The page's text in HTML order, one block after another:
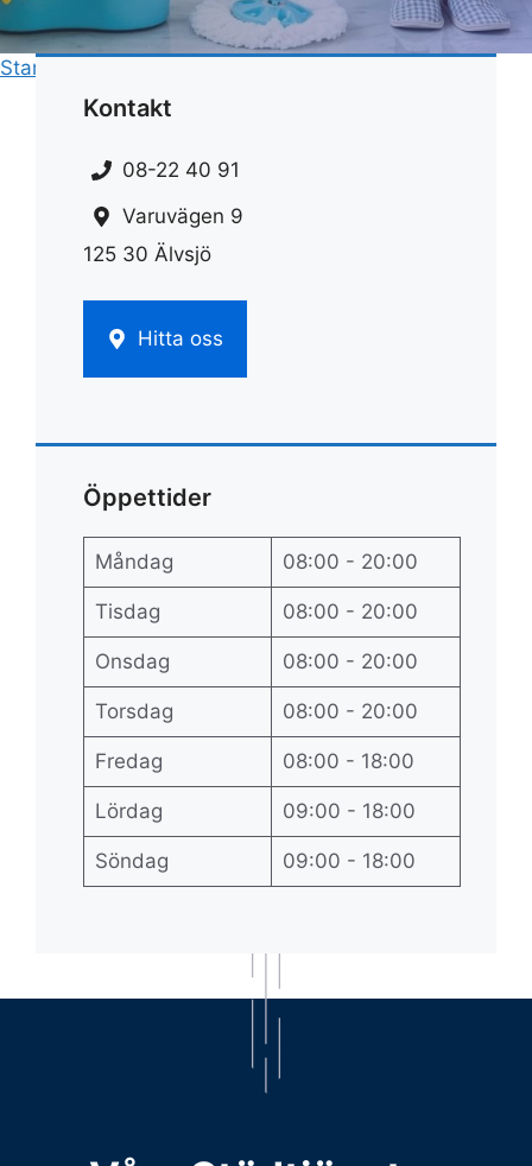
Start
Kontakt
08-22 40 91
Varuvägen 9
125 30 Älvsjö
Hitta oss
Öppettider
Måndag 08:00 - 20:00
Tisdag 08:00 - 20:00
Onsdag 08:00 - 20:00
Torsdag 08:00 - 20:00
Fredag 08:00 - 18:00
Lördag 09:00 - 18:00
Söndag 09:00 - 18:00